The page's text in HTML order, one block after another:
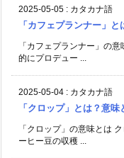
2025-05-05 : カタカナ語
「カフェプランナー」
「カフェプランナー」の
的にプロデュー ...
2025-05-04 : カタカナ語
「クロップ」とは？意
「クロップ」の意味とは
ーヒー豆の収穫 ...